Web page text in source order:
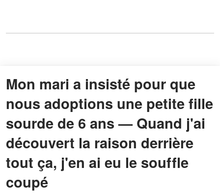
Mon mari a insisté pour que
nous adoptions une petite fille
sourde de 6 ans — Quand j'ai
découvert la raison derrière
tout ça, j'en ai eu le souffle
coupé